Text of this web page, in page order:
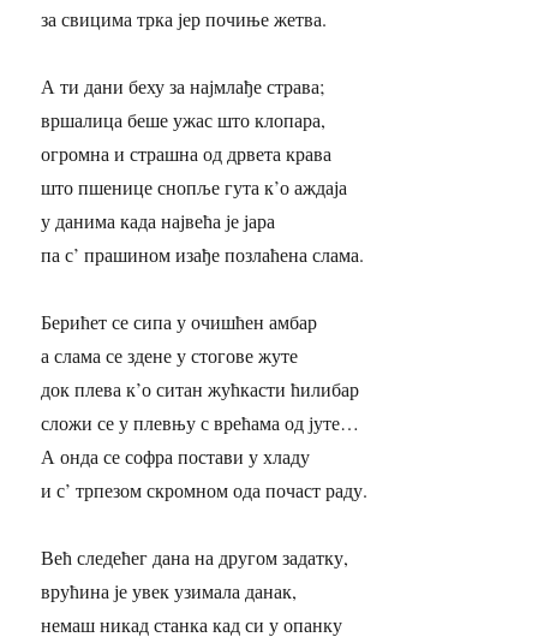
за свицима трка јер почиње жетва.
А ти дани беху за најмлађе страва;
вршалица беше ужас што клопара,
огромна и страшна од дрвета крава
што пшенице снопље гута к’о аждаја
у данима када највећа је јара
па с’ прашином изађе позлаћена слама.
Берићет се сипа у очишћен амбар
а слама се здене у стогове жуте
док плева к’о ситан жућкасти ћилибар
сложи се у плевњу с врећама од јуте…
А онда се софра постави у хладу
и с’ трпезом скромном ода почаст раду.
Већ следећег дана на другом задатку,
врућина је увек узимала данак,
немаш никад станка кад си у опанку